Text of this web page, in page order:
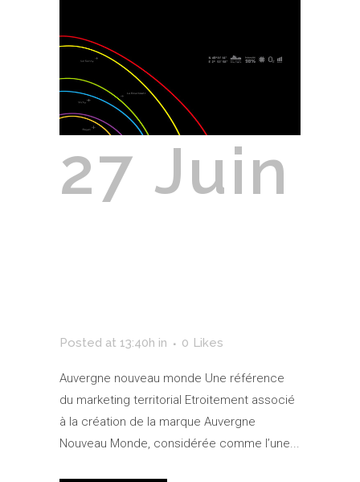
27 Juin
Posted at 13:40h in 0 Likes
Auvergne nouveau monde Une référence
du marketing territorial Etroitement associé
à la création de la marque Auvergne
Nouveau Monde, considérée comme l’une...